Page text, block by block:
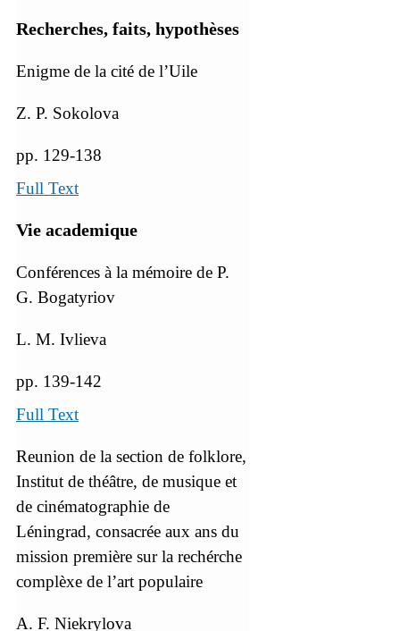
Recherches, faits, hypothèses
Enigme de la cité de l’Uile
Z. P. Sokolova
pp. 129-138
Full Text
Vie academique
Conférences à la mémoire de P.
G. Bogatyriov
L. M. Ivlieva
pp. 139-142
Full Text
Reunion de la section de folklore,
Institut de théâtre, de musique et
de cinématographie de
Léningrad, consacrée aux ans du
mission première sur la rechérche
complèxe de l’art populaire
A. F. Niekrylova